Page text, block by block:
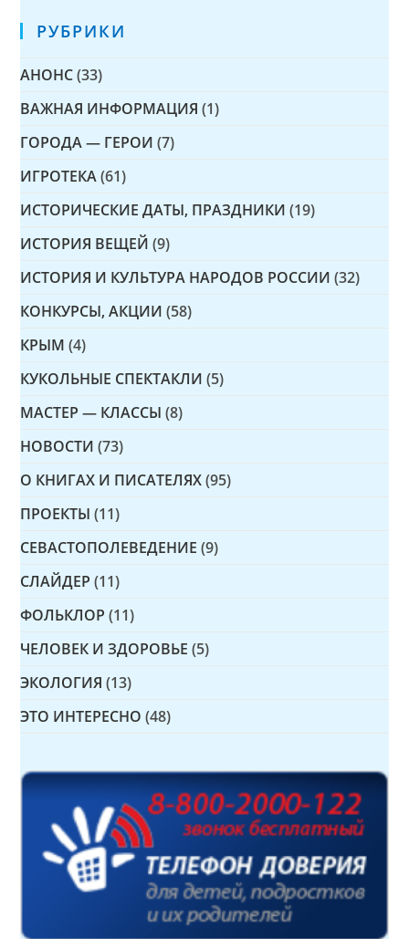
РУБРИКИ
АНОНС (33)
ВАЖНАЯ ИНФОРМАЦИЯ (1)
ГОРОДА — ГЕРОИ (7)
ИГРОТЕКА (61)
ИСТОРИЧЕСКИЕ ДАТЫ, ПРАЗДНИКИ (19)
ИСТОРИЯ ВЕЩЕЙ (9)
ИСТОРИЯ И КУЛЬТУРА НАРОДОВ РОССИИ (32)
КОНКУРСЫ, АКЦИИ (58)
КРЫМ (4)
КУКОЛЬНЫЕ СПЕКТАКЛИ (5)
МАСТЕР — КЛАССЫ (8)
НОВОСТИ (73)
О КНИГАХ И ПИСАТЕЛЯХ (95)
ПРОЕКТЫ (11)
СЕВАСТОПОЛЕВЕДЕНИЕ (9)
СЛАЙДЕР (11)
ФОЛЬКЛОР (11)
ЧЕЛОВЕК И ЗДОРОВЬЕ (5)
ЭКОЛОГИЯ (13)
ЭТО ИНТЕРЕСНО (48)